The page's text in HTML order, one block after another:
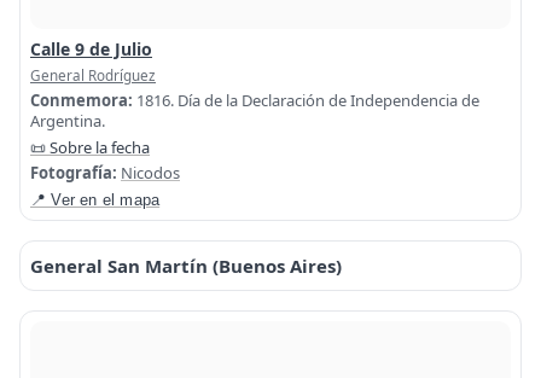
Calle 9 de Julio
General Rodríguez
Conmemora: 1816. Día de la Declaración de Independencia de
Argentina.
📜 Sobre la fecha
Fotografía: Nicodos
📍 Ver en el mapa
General San Martín (Buenos Aires)